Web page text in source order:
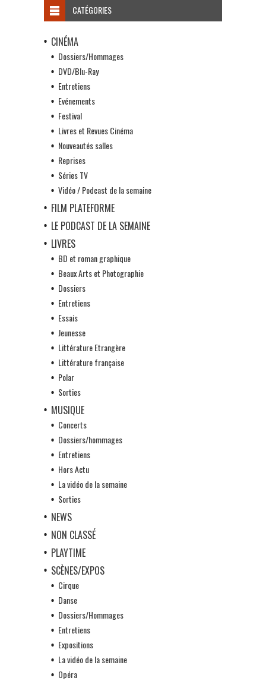
CATÉGORIES
CINÉMA
Dossiers/Hommages
DVD/Blu-Ray
Entretiens
Evénements
Festival
Livres et Revues Cinéma
Nouveautés salles
Reprises
Séries TV
Vidéo / Podcast de la semaine
FILM PLATEFORME
LE PODCAST DE LA SEMAINE
LIVRES
BD et roman graphique
Beaux Arts et Photographie
Dossiers
Entretiens
Essais
Jeunesse
Littérature Etrangère
Littérature française
Polar
Sorties
MUSIQUE
Concerts
Dossiers/hommages
Entretiens
Hors Actu
La vidéo de la semaine
Sorties
NEWS
NON CLASSÉ
PLAYTIME
SCÈNES/EXPOS
Cirque
Danse
Dossiers/Hommages
Entretiens
Expositions
La vidéo de la semaine
Opéra